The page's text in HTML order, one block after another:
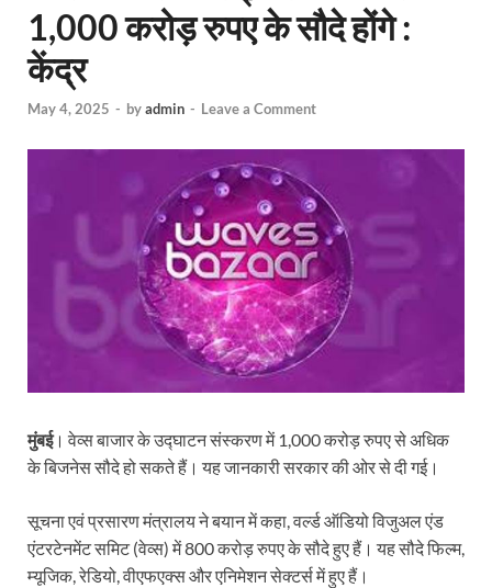
1,000 करोड़ रुपए के सौदे होंगे :
केंद्र
May 4, 2025 - byadmin - Leave a Comment
मुंबई। वेव्स बाजार के उद्घाटन संस्करण में 1,000 करोड़ रुपए से अधिक
के बिजनेस सौदे हो सकते हैं। यह जानकारी सरकार की ओर से दी गई।
सूचना एवं प्रसारण मंत्रालय ने बयान में कहा, वर्ल्ड ऑडियो विजुअल एंड
एंटरटेनमेंट समिट (वेव्स) में 800 करोड़ रुपए के सौदे हुए हैं। यह सौदे फिल्म,
म्यूजिक, रेडियो, वीएफएक्स और एनिमेशन सेक्टर्स में हुए हैं।